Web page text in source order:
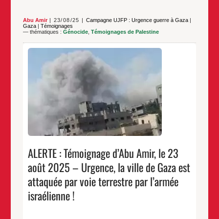
Abu Amir 23/08/25 Campagne UJFP : Urgence guerre à Gaza|
Gaza| Témoignages
— thématiques : Génocide, Témoignages de Palestine
ALERTE : Témoignage d’Abu Amir, le 23
août 2025 – Urgence, la ville de Gaza est
attaquée par voie terrestre par l’armée
israélienne !
Abu Amir, 23 août 2025, Gaza Depuis le cœur de
Gaza meurtrie, depuis une ville qui a subi
l’indescriptible, j’écris ces mots. Du quartier de
Zeitoun, au sud-est de la ville, qui est devenu
aujourd’hui un symbole de siège et de destruction, je
fais entendre ma voix non pas seulement
ALERTE
d’Abu
le
23
2025
–
Urgence,
la
ville
de
Gaza
est
attaquée